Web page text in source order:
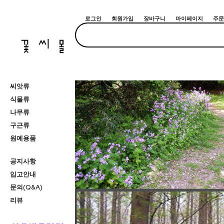
로그인 회원가입 장바구니 마이페이지 주
씨앗류
식물류
나무류
구근류
원예용품
공지사항
입고안내
문의(Q&A)
리뷰